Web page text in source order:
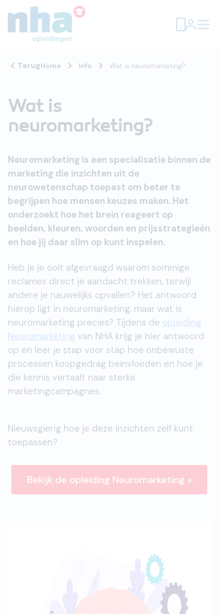
TerugHome Info Wat is neuromarketing?
Wat is
neuromarketing?
Neuromarketing is een specialisatie binnen de
marketing die inzichten uit de
neurowetenschap toepast om beter te
begrijpen hoe mensen keuzes maken. Het
onderzoekt hoe het brein reageert op
beelden, kleuren, woorden en prijsstrategieën
en hoe jij daar slim op kunt inspelen.
Heb je je ooit afgevraagd waarom sommige
reclames direct je aandacht trekken, terwijl
andere je nauwelijks opvallen? Het antwoord
hierop ligt in neuromarketing, maar wat is
neuromarketing precies? Tijdens de opleiding
Neuromarketing van NHA krijg je hier antwoord
op en leer je stap voor stap hoe onbewuste
processen koopgedrag beïnvloeden en hoe je
die kennis vertaalt naar sterke
marketingcampagnes.
Nieuwsgierig hoe je deze inzichten zelf kunt
toepassen?
Bekijk de opleiding Neuromarketing »